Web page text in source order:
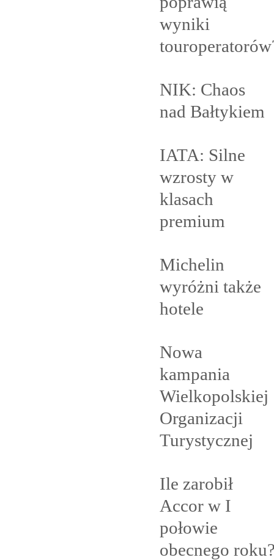
wyniki
NIK: Chaos
nad Bałtykiem
IATA: Silne
wzrosty w
klasach
premium
Michelin
wyróżni także
hotele
Nowa
kampania
Wielkopolskiej
Organizacji
Turystycznej
Ile zarobił
Accor w I
połowie
obecnego